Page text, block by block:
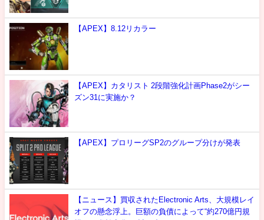
【APEX】8.12リカラー
【APEX】カタリスト 2段階強化計画Phase2がシー
ズン31に実施か？
【APEX】プロリーグSP2のグループ分けが発表
【ニュース】買収されたElectronic Arts、大規模レイ
オフの懸念浮上。巨額の負債によって“約270億円規